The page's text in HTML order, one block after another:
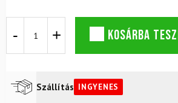
szett
Positrack
hegymászó
KOSÁRBA
Szállítás INGYENES